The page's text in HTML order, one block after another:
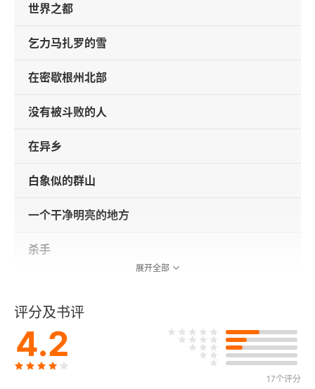
世界之都
乞力马扎罗的雪
在密歇根州北部
没有被斗败的人
在异乡
白象似的群山
一个干净明亮的地方
杀手
你们决不会这样
展开全部
评分及书评
4.2
17个评分